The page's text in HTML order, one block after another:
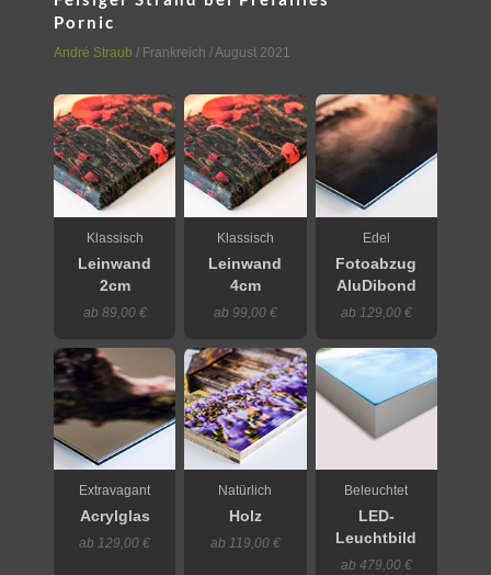
Pornic
André Straub / Frankreich / August 2021
Klassisch
Leinwand
2cm
ab 89,00 €
Klassisch
Leinwand
4cm
ab 99,00 €
Edel
Fotoabzug
AluDibond
ab 129,00 €
Extravagant
Acrylglas
ab 129,00 €
Natürlich
Holz
ab 119,00 €
Beleuchtet
LED-
Leuchtbild
ab 479,00 €